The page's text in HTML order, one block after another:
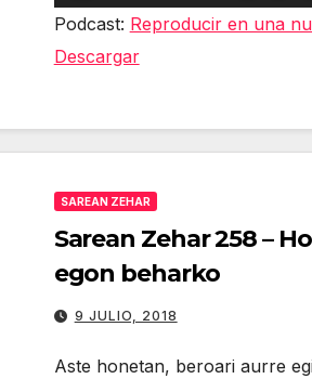
de
audio
Podcast: Reproducir en una
Descargar
SAREAN ZEHAR
Sarean Zehar 258 –
egon beharko
9 JULIO, 2018
Aste honetan, beroari aurre